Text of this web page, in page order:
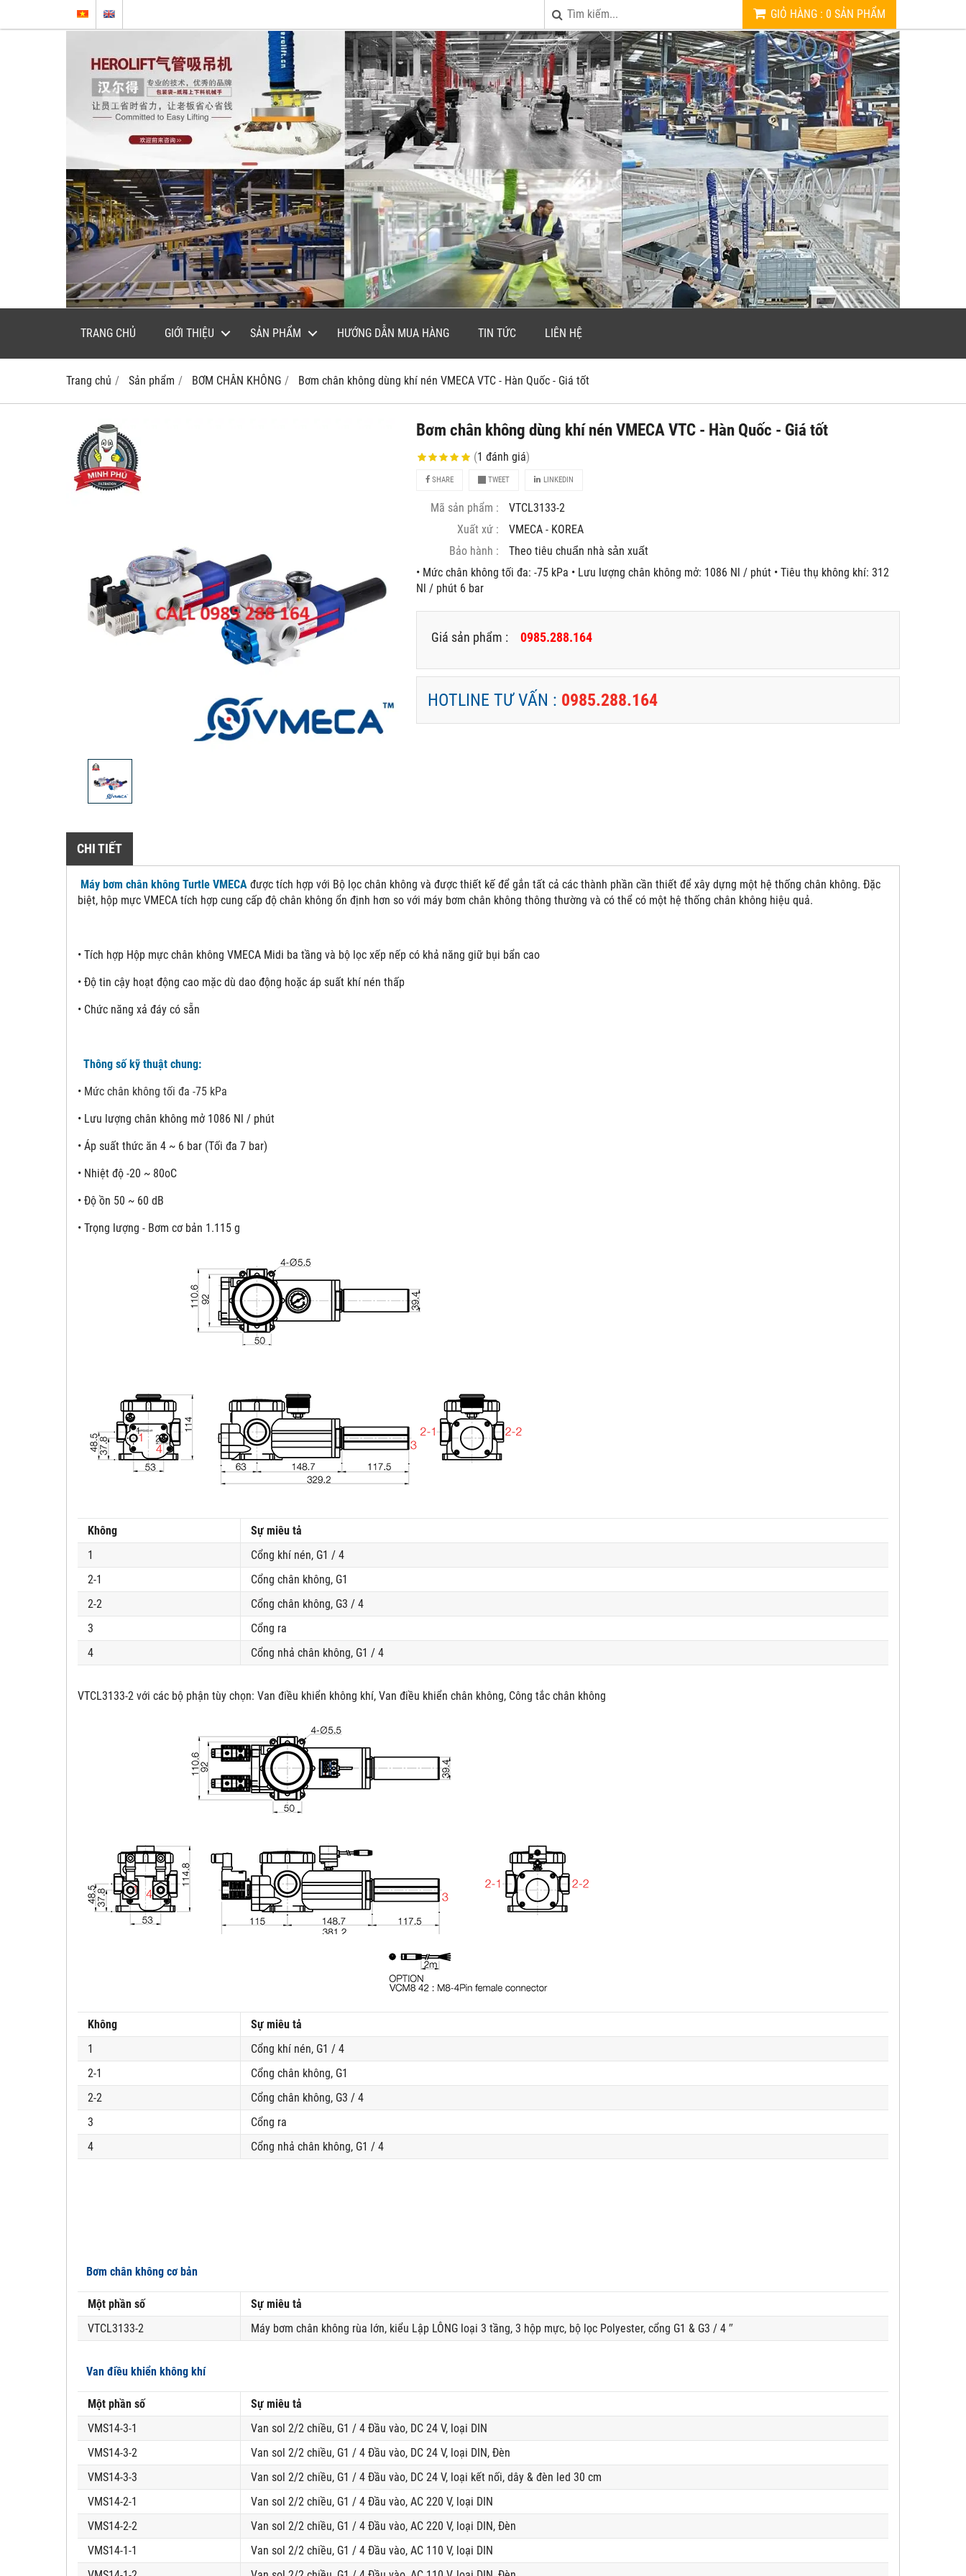
GIỎ HÀNG : 0 SẢN PHẨM
TRANG CHỦ GIỚI THIỆU SẢN PHẨM HƯỚNG DẪN MUA HÀNG TIN TỨC LIÊN HỆ
Trang chủ Sản phẩm BƠM CHÂN KHÔNG Bơm chân không dùng khí nén VMECA VTC - Hàn Quốc - Giá tốt
Bơm chân không dùng khí nén VMECA VTC - Hàn Quốc - Giá tốt
(1đánh giá)
SHARE TWEET LINKEDIN
Mã sản phẩm :
VTCL3133-2
Xuất xứ :
VMECA - KOREA
Bảo hành :
Theo tiêu chuẩn nhà sản xuất
• Mức chân không tối đa: -75 kPa • Lưu lượng chân không mở: 1086 Nl / phút • Tiêu thụ không khí: 312
Nl / phút 6 bar
Giá sản phẩm : 0985.288.164
HOTLINE TƯ VẤN : 0985.288.164
CHI TIẾT
Máy bơm chân không Turtle VMECA được tích hợp với Bộ lọc chân không và được thiết kế để gắn tất cả các thành phần cần thiết để xây dựng một hệ thống chân không. Đặc
biệt, hộp mực VMECA tích hợp cung cấp độ chân không ổn định hơn so với máy bơm chân không thông thường và có thể có một hệ thống chân không hiệu quả.
• Tích hợp Hộp mực chân không VMECA Midi ba tầng và bộ lọc xếp nếp có khả năng giữ bụi bẩn cao
• Độ tin cậy hoạt động cao mặc dù dao động hoặc áp suất khí nén thấp
• Chức năng xả đáy có sẵn
Thông số kỹ thuật chung:
• Mức chân không tối đa -75 kPa
• Lưu lượng chân không mở 1086 Nl / phút
• Áp suất thức ăn 4 ~ 6 bar (Tối đa 7 bar)
• Nhiệt độ -20 ~ 80oC
• Độ ồn 50 ~ 60 dB
• Trọng lượng - Bơm cơ bản 1.115 g
Không
Sự miêu tả
1
Cổng khí nén, G1 / 4
2-1
Cổng chân không, G1
2-2
Cổng chân không, G3 / 4
3
Cổng ra
4
Cổng nhả chân không, G1 / 4
VTCL3133-2 với các bộ phận tùy chọn: Van điều khiển không khí, Van điều khiển chân không, Công tắc chân không
Không
Sự miêu tả
1
Cổng khí nén, G1 / 4
2-1
Cổng chân không, G1
2-2
Cổng chân không, G3 / 4
3
Cổng ra
4
Cổng nhả chân không, G1 / 4
Bơm chân không cơ bản
Một phần số
Sự miêu tả
VTCL3133-2
Máy bơm chân không rùa lớn, kiểu Lập LÔNG loại 3 tầng, 3 hộp mực, bộ lọc Polyester, cổng G1 & G3 / 4 ″
Van điều khiển không khí
Một phần số
Sự miêu tả
VMS14-3-1
Van sol 2/2 chiều, G1 / 4 Đầu vào, DC 24 V, loại DIN
VMS14-3-2
Van sol 2/2 chiều, G1 / 4 Đầu vào, DC 24 V, loại DIN, Đèn
VMS14-3-3
Van sol 2/2 chiều, G1 / 4 Đầu vào, DC 24 V, loại kết nối, dây & đèn led 30 cm
VMS14-2-1
Van sol 2/2 chiều, G1 / 4 Đầu vào, AC 220 V, loại DIN
VMS14-2-2
Van sol 2/2 chiều, G1 / 4 Đầu vào, AC 220 V, loại DIN, Đèn
VMS14-1-1
Van sol 2/2 chiều, G1 / 4 Đầu vào, AC 110 V, loại DIN